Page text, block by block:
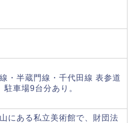
・半蔵門線・千代田線 表参道
車場9台分あり。
にある私立美術館で、財団法